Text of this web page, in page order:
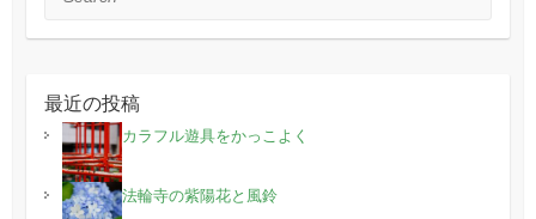
最近の投稿
カラフル遊具をかっこよく
法輪寺の紫陽花と風鈴